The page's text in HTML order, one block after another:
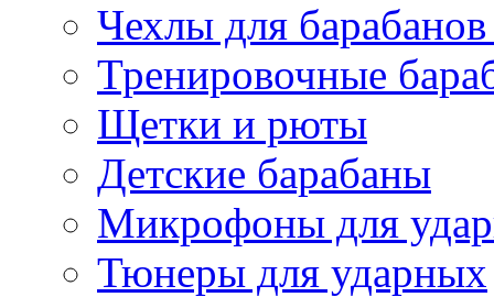
Чехлы для
Тренировочные
Щетки и рюты
Детские барабаны
Микрофоны для
Тюнеры для ударных